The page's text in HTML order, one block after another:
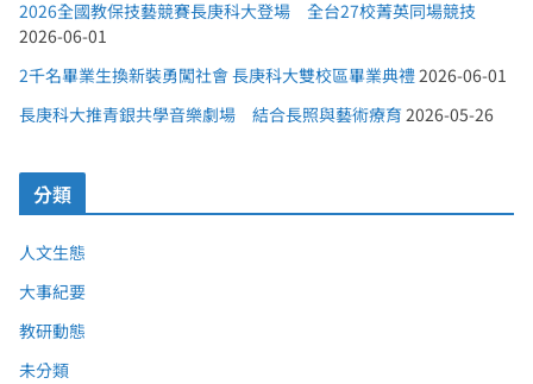
2026全國教保技藝競賽長庚科大登場 全台27校菁英同場競技
2026-06-01
2千名畢業生換新裝勇闖社會 長庚科大雙校區畢業典禮2026-06-01
長庚科大推青銀共學音樂劇場 結合長照與藝術療育 2026-05-26
分類
人文生態
大事紀要
教研動態
未分類